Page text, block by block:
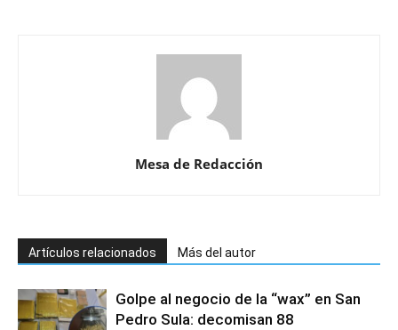
Mesa de Redacción
Artículos relacionados Más del autor
Golpe al negocio de la “wax” en San
Pedro Sula: decomisan 88